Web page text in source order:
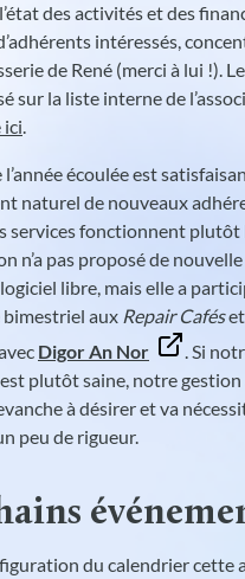
des activités et des
intéressés,
de René (merci à lui !).
sur la liste interne de
ici.
l’année écoulée est
naturel de nouveaux
services fonctionnent plutôt
n’a pas proposé de
libre, mais elle a
aux Repair Caféset
Digor An Nor
. Si
plutôt saine, notre
à désirer et va
peu de rigueur.
du calendrier cette